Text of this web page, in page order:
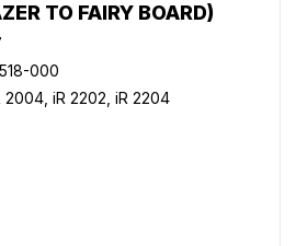
TO FAIRY BOARD)
000
2004 iR 2202 iR 2204